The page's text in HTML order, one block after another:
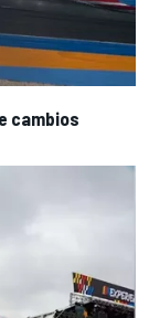
cambios